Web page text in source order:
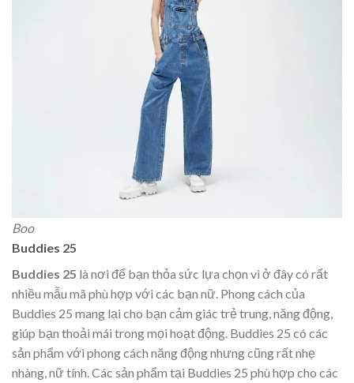
Boo
Buddies 25
Buddies 25 là nơi để bạn thỏa sức lựa chọn vì ở đây có rất
nhiều mẫu mã phù hợp với các bạn nữ. Phong cách của
Buddies 25 mang lại cho bạn cảm giác trẻ trung, năng động,
giúp bạn thoải mái trong mọi hoạt động. Buddies 25 có các
sản phẩm với phong cách năng động nhưng cũng rất nhẹ
nhàng, nữ tính. Các sản phẩm tại Buddies 25 phù hợp cho các